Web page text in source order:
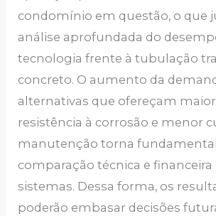
condomínio em questão, o que
análise aprofundada do
tecnologia frente à tubulação
concreto. O aumento da
alternativas que ofereçam
resistência à corrosão e menor
manutenção torna
comparação técnica e financeira
sistemas. Dessa forma, os
poderão embasar decisões